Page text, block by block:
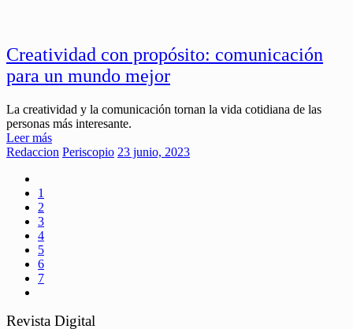
Creatividad con propósito: comunicación
para un mundo mejor
La creatividad y la comunicación tornan la vida cotidiana de las
personas más interesante.
Leer más
Redaccion Periscopio 23 junio, 2023
1
2
3
4
5
6
7
Revista Digital